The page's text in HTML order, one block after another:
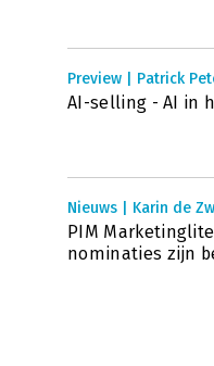
Preview | Patrick
AI-selling - AI in
Nieuws | Karin de
PIM
nominaties zijn